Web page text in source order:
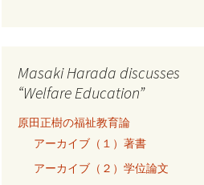
Masaki Harada discusses
“Welfare Education”
原田正樹の福祉教育論
アーカイブ（１）著書
アーカイブ（２）学位論文